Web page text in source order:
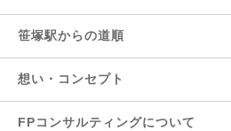
笹塚駅からの道順
想い・コンセプト
FPコンサルティングについて